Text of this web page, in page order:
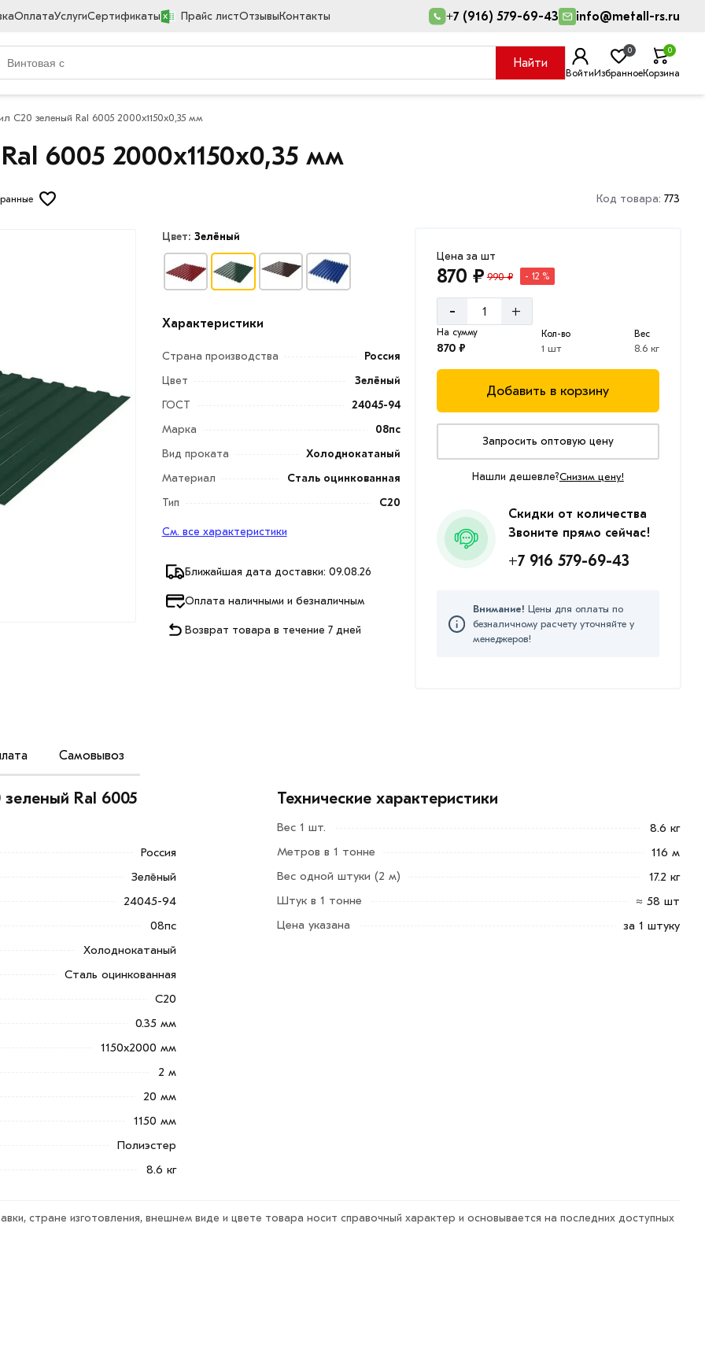
ОплатаУслугиСертификаты Прайс листОтзывыКонтакты +7 (916) 579-69-43 info@metall-rs.ru
Найти
ВойтиИзбранное
0
Корзина
0
С20 зеленый Ral 6005 2000х1150х0,35 мм
6005 2000х1150х0,35 мм
Код товара: 773
Цвет: Зелёный
Характеристики
Страна производства
Россия
Цвет
Зелёный
ГОСТ
24045-94
Марка
08пс
Вид проката
Холоднокатаный
Материал
Сталь оцинкованная
Тип
С20
См. все характеристики
Ближайшая дата доставки: 09.08.26
Оплата наличными и безналичным
Возврат товара в течение 7 дней
Цена за шт
870 ₽ 990 ₽ - 12 %
- +
На сумму
870 ₽
Кол-во
1 шт
Вес
8.6 кг
Добавить в корзину
Запросить оптовую цену
Нашли дешевле?Снизим цену!
Скидки от количества
Звоните прямо сейчас!
+7 916 579-69-43
Внимание! Цены для оплаты по
безналичному расчету уточняйте у
менеджеров!
Самовывоз
материал, который является самым
ключевых преимуществах материала:
– материал отличается
при значительных статических /
или нажмите на
по контактам указанным на сайте.
Ral 6005 2000х1150х0,35 мм из
МЕТАЛЛ-РС действительны в Москве и
заказ и свяжутся с Вами для
всем стандартам качества. Возврат купленного товарa в течение 7 дней (наличие чека обязательно).
Ral 6005
Россия
Зелёный
24045-94
08пс
Холоднокатаный
Сталь оцинкованная
С20
0.35 мм
1150x2000 мм
2 м
20 мм
1150 мм
Полиэстер
8.6 кг
Технические характеристики
Вес 1 шт.
8.6 кг
Метров в 1 тонне
116 м
Вес одной штуки (2 м)
17.2 кг
Штук в 1 тонне
≈ 58 шт
Цена указана
за 1 штуку
стране изготовления, внешнем виде и цвете товара носит справочный характер и основывается на последних доступных